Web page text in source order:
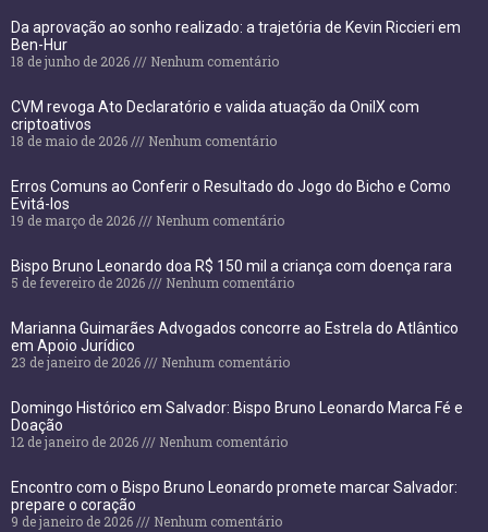
Da aprovação ao sonho realizado: a trajetória de Kevin Riccieri em
Ben-Hur
18 de junho de 2026
Nenhum comentário
CVM revoga Ato Declaratório e valida atuação da OnilX com
criptoativos
18 de maio de 2026
Nenhum comentário
Erros Comuns ao Conferir o Resultado do Jogo do Bicho e Como
Evitá-los
19 de março de 2026
Nenhum comentário
Bispo Bruno Leonardo doa R$ 150 mil a criança com doença rara
5 de fevereiro de 2026
Nenhum comentário
Marianna Guimarães Advogados concorre ao Estrela do Atlântico
em Apoio Jurídico
23 de janeiro de 2026
Nenhum comentário
Domingo Histórico em Salvador: Bispo Bruno Leonardo Marca Fé e
Doação
12 de janeiro de 2026
Nenhum comentário
Encontro com o Bispo Bruno Leonardo promete marcar Salvador:
prepare o coração
9 de janeiro de 2026
Nenhum comentário